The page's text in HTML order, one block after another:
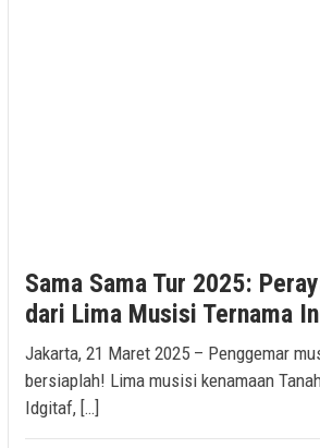
Sama Sama Tur 2025:
dari Lima Musisi Ternama
Jakarta, 21 Maret 2025 – Penggemar
bersiaplah! Lima musisi kenamaan
Idgitaf, […]